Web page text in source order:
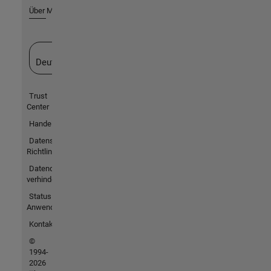
Über MathWorks
Deutschland
Trust
Center
Handelsmarken
Datenschutz-
Richtlinien
Datendiebstahl
verhindern
Status von
Anwendungen
Kontakt
©
1994-
2026